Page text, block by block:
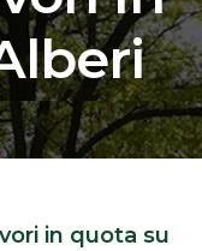
in quota su